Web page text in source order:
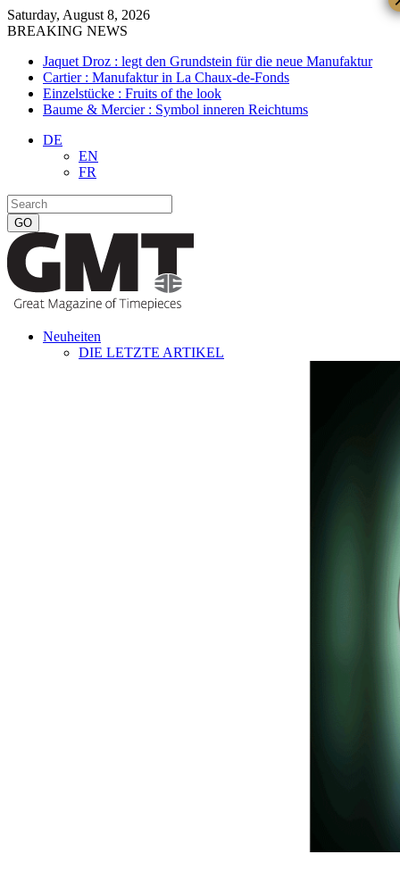
Saturday, August 8, 2026
BREAKING NEWS
Jaquet Droz : legt den Grundstein für die neue Manufaktur
Cartier : Manufaktur in La Chaux-de-Fonds
Einzelstücke : Fruits of the look
Baume & Mercier : Symbol inneren Reichtums
DE
EN
FR
Neuheiten
DIE LETZTE ARTIKEL